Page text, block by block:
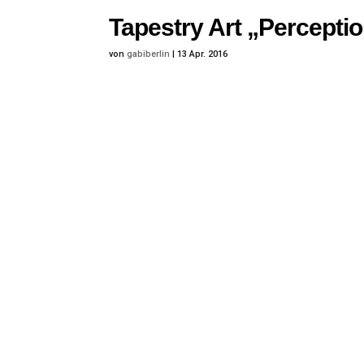
Tapestry Art
vongabiberlin |13 Apr. 2016